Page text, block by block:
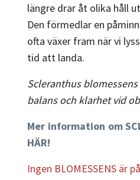
längre drar åt olika håll
Den förmedlar en
ofta växer fram när vi
tid att landa.
Scleranthus
balans och klarhet vid
Mer information om
HÄR!
Ingen BLOMESSENS är